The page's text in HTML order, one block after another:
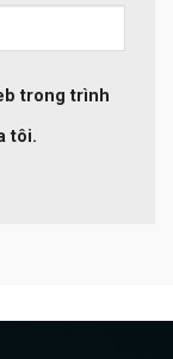
trong trình
tôi.